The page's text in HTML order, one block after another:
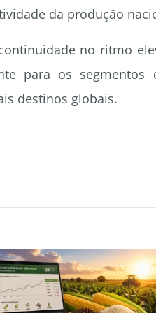
da produção
no ritmo
para os
destinos globais.